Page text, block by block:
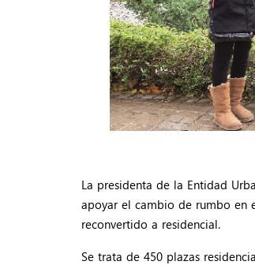
La presidenta de la Entidad
apoyar el cambio de rumbo en
reconvertido a residencial.
Se trata de 450 plazas